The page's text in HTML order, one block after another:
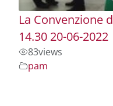
La Convenzione
14.30 20-06-2022
83views
pam